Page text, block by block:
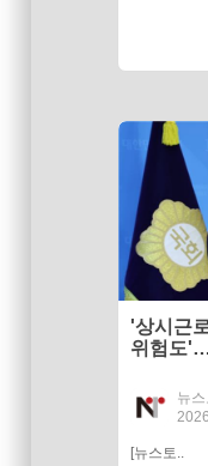
'상시근
위험도
뉴
[뉴스토..